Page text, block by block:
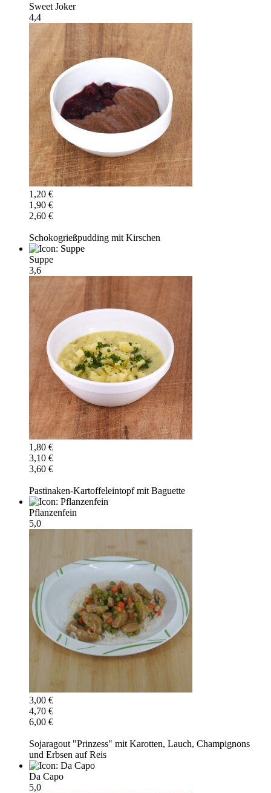
Sweet Joker
4,4
1,20 €
1,90 €
2,60 €
Schokogrießpudding mit Kirschen
Suppe
3,6
1,80 €
3,10 €
3,60 €
Pastinaken-Kartoffeleintopf mit Baguette
Pflanzenfein
5,0
3,00 €
4,70 €
6,00 €
Sojaragout "Prinzess" mit Karotten, Lauch, Champignons
und Erbsen auf Reis
Da Capo
5,0